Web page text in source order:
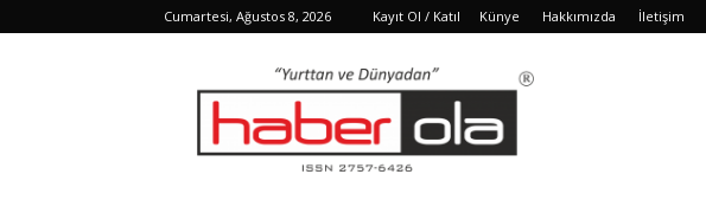
Cumartesi, Ağustos 8, 2026 Kayıt Ol / Katıl Künye Hakkımızda İletişim